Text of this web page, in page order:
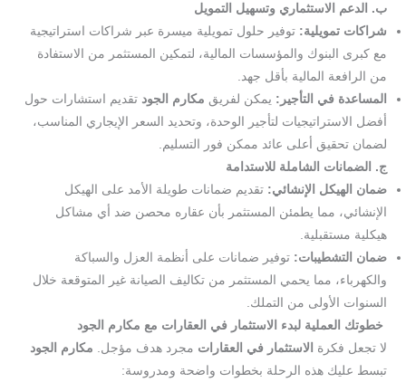
ب. الدعم الاستثماري وتسهيل التمويل
شراكات تمويلية: توفير حلول تمويلية ميسرة عبر شراكات استراتيجية
مع كبرى البنوك والمؤسسات المالية، لتمكين المستثمر من الاستفادة
من الرافعة المالية بأقل جهد.
المساعدة في التأجير: يمكن لفريق مكارم الجود تقديم استشارات حول
أفضل الاستراتيجيات لتأجير الوحدة، وتحديد السعر الإيجاري المناسب،
لضمان تحقيق أعلى عائد ممكن فور التسليم.
ج. الضمانات الشاملة للاستدامة
ضمان الهيكل الإنشائي: تقديم ضمانات طويلة الأمد على الهيكل
الإنشائي، مما يطمئن المستثمر بأن عقاره محصن ضد أي مشاكل
هيكلية مستقبلية.
ضمان التشطيبات: توفير ضمانات على أنظمة العزل والسباكة
والكهرباء، مما يحمي المستثمر من تكاليف الصيانة غير المتوقعة خلال
السنوات الأولى من التملك.
خطوتك العملية لبدء الاستثمار في العقارات مع مكارم الجود
لا تجعل فكرة
الاستثمار في العقارات مجرد هدف مؤجل. مكارم الجود
تبسط عليك هذه الرحلة بخطوات واضحة ومدروسة: